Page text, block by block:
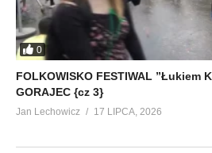
0
FOLKOWISKO FESTIWAL ”Łukiem
GORAJEC {cz 3}
Jan Lechowicz 17 LIPCA, 2026